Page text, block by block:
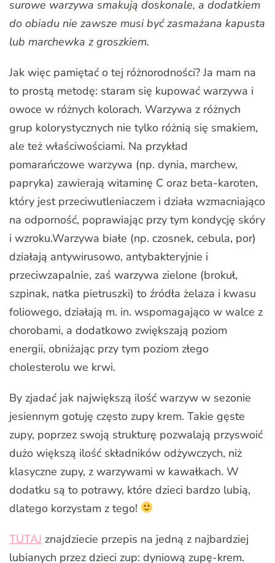
surowe warzywa smakują doskonale, a dodatkiem
do obiadu nie zawsze musi być zasmażana kapusta
lub marchewka z groszkiem.
Jak więc pamiętać o tej różnorodności? Ja mam na
to prostą metodę: staram się kupować warzywa i
owoce w różnych kolorach. Warzywa z różnych
grup kolorystycznych nie tylko różnią się smakiem,
ale też właściwościami. Na przykład
pomarańczowe warzywa (np. dynia, marchew,
papryka) zawierają witaminę C oraz beta-karoten,
który jest przeciwutleniaczem i działa wzmacniająco
na odporność, poprawiając przy tym kondycję skóry
i wzroku.Warzywa białe (np. czosnek, cebula, por)
działają antywirusowo, antybakteryjnie i
przeciwzapalnie, zaś warzywa zielone (brokuł,
szpinak, natka pietruszki) to źródła żelaza i kwasu
foliowego, działają m. in. wspomagająco w walce z
chorobami, a dodatkowo zwiększają poziom
energii, obniżając przy tym poziom złego
cholesterolu we krwi.
By zjadać jak największą ilość warzyw w sezonie
jesiennym gotuję często zupy krem. Takie gęste
zupy, poprzez swoją strukturę pozwalają przyswoić
dużo większą ilość składników odżywczych, niż
klasyczne zupy, z warzywami w kawałkach. W
dodatku są to potrawy, które dzieci bardzo lubią,
dlatego korzystam z tego!
TUTAJ znajdziecie przepis na jedną z najbardziej
lubianych przez dzieci zup: dyniową zupę-krem.